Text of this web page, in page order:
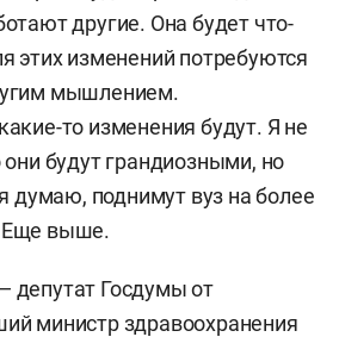
другие. Она будет что-
этих изменений потребуются
мышлением.
то изменения будут. Я не
они будут грандиозными, но
думаю, поднимут вуз на более
Еще выше.
депутат Госдумы от
министр здравоохранения